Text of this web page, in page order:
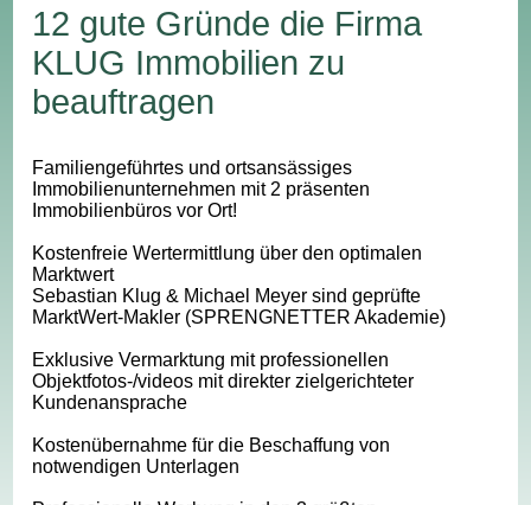
12 gute Gründe die Firma
KLUG Immobilien zu
beauftragen
Familiengeführtes und ortsansässiges
Immobilienunternehmen mit 2 präsenten
Immobilienbüros vor Ort!
Kostenfreie Wertermittlung über den optimalen
Marktwert
Sebastian Klug & Michael Meyer sind geprüfte
MarktWert-Makler (SPRENGNETTER Akademie)
Exklusive Vermarktung mit professionellen
Objektfotos-/videos mit direkter zielgerichteter
Kundenansprache
Kostenübernahme für die Beschaffung von
notwendigen Unterlagen